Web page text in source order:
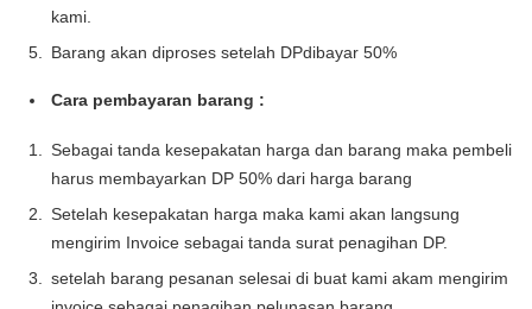
kami.
Barang akan diproses setelah DPdibayar 50%
Cara pembayaran barang :
Sebagai tanda kesepakatan harga dan barang maka pembeli
harus membayarkan DP 50% dari harga barang
Setelah kesepakatan harga maka kami akan langsung
mengirim Invoice sebagai tanda surat penagihan DP.
setelah barang pesanan selesai di buat kami akam mengirim